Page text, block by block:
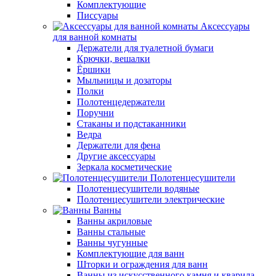
Комплектующие
Писсуары
Аксессуары
для ванной комнаты
Держатели для туалетной бумаги
Крючки, вешалки
Ёршики
Мыльницы и дозаторы
Полки
Полотенцедержатели
Поручни
Стаканы и подстаканники
Ведра
Держатели для фена
Другие аксессуары
Зеркала косметические
Полотенцесушители
Полотенцесушители водяные
Полотенцесушители электрические
Ванны
Ванны акриловые
Ванны стальные
Ванны чугунные
Комплектующие для ванн
Шторки и ограждения для ванн